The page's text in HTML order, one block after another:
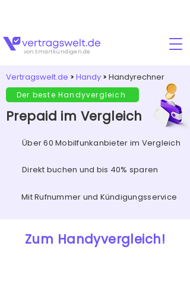
von Smartkündigen.de
Vertragswelt.de > Handy > Handyrechner
Der beste Handyvergleich
Prepaid im Vergleich
Über 60 Mobilfunkanbieter im Vergleich
Direkt buchen und bis 40% sparen
Mit Rufnummer und Kündigungsservice
Zum Handyvergleich!